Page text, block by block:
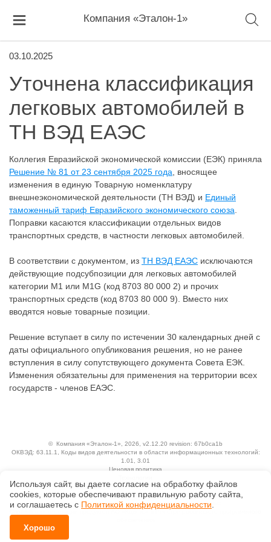
Компания «Эталон-1»
03.10.2025
Уточнена классификация
легковых автомобилей в
ТН ВЭД ЕАЭС
Коллегия Евразийской экономической комиссии (ЕЭК) приняла
Решение № 81 от 23 сентября 2025 года , вносящее
изменения в единую Товарную номенклатуру
внешнеэкономической деятельности (ТН ВЭД) и Единый
таможенный тариф Евразийского экономического союза
Поправки касаются классификации отдельных видов
транспортных средств, в частности легковых автомобилей.
В соответствии с документом, из ТН ВЭД ЕАЭС исключаются
действующие подсубпозиции для легковых автомобилей
категории M1 или M1G (код 8703 80 000 2) и прочих
транспортных средств (код 8703 80 000 9). Вместо них
вводятся новые товарные позиции.
Решение вступает в силу по истечении 30 календарных дней с
даты официального опубликования решения, но не ранее
вступления в силу сопутствующего документа Совета ЕЭК.
Изменения обязательны для применения на территории всех
государств - членов ЕАЭС.
© Компания «Эталон-1» , 2026, v2.12.20 revision: 67b0ca1b
ОКВЭД: 63.11.1, Коды видов деятельности в области информационных технологий:
1.01, 3.01
Ценовая политика
Исключительные авторские и смежные права принадлежат АО «Кодекс».
Положение по обработке и защите персональных данных
Справка о регистрации продуктов АО «Кодекс» в Реестре российского программного
Используя сайт, вы даете согласие на обработку файлов
сооkiеs, которые обеспечивают правильную работу сайта,
и соглашаетесь с Политикой конфиденциальности
Хорошо